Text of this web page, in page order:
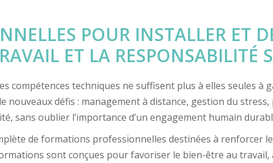
POUR INSTALLER ET
ET LA RESPONSABILITÉ
compétences techniques ne suffisent plus à elles seules à
nouveaux défis : management à distance, gestion du
sans oublier l’importance d’un engagement humain
de formations professionnelles destinées à renforcer
sont conçues pour favoriser le bien-être au